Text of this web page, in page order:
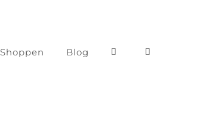
Shoppen Blog